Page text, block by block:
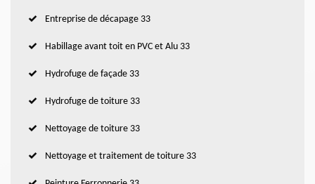
Entreprise de décapage 33
Habillage avant toit en PVC et Alu 33
Hydrofuge de façade 33
Hydrofuge de toiture 33
Nettoyage de toiture 33
Nettoyage et traitement de toiture 33